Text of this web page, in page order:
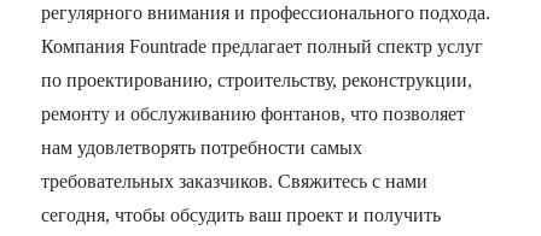
регулярного внимания и профессионального подхода.
Компания Fountrade предлагает полный спектр услуг
по проектированию, строительству, реконструкции,
ремонту и обслуживанию фонтанов, что позволяет
нам удовлетворять потребности самых
требовательных заказчиков. Свяжитесь с нами
сегодня, чтобы обсудить ваш проект и получить